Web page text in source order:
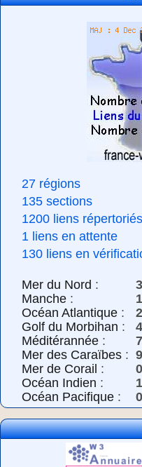
27 régions
135 sections
1200 liens répertoriés
1 liens en attente
130 liens en
Mer du Nord :
Manche :
Océan Atlantique :
Golf du Morbihan :
4
Méditérannée :
Mer des Caraïbes : 9
Mer de Corail :
0
Océan Indien :
Océan Pacifique : 0